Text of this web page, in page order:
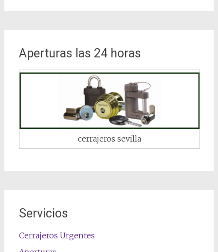
Aperturas las 24 horas
cerrajeros sevilla
Servicios
Cerrajeros Urgentes